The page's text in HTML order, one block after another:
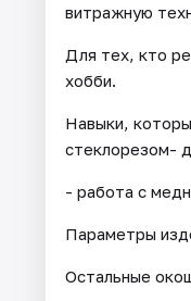
витражную
Для тех, кто
хобби.
Навыки,
стеклорезом-
- работа с
Параметры
Остальные